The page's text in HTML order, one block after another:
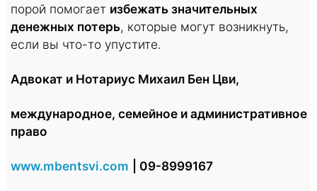
порой помогает избежать значительных
денежных потерь, которые могут возникнуть,
если вы что-то упустите.
Адвокат и Нотариус Михаил Бен Цви,
международное, семейное и административное
право
www.mbentsvi.com | 09-8999167